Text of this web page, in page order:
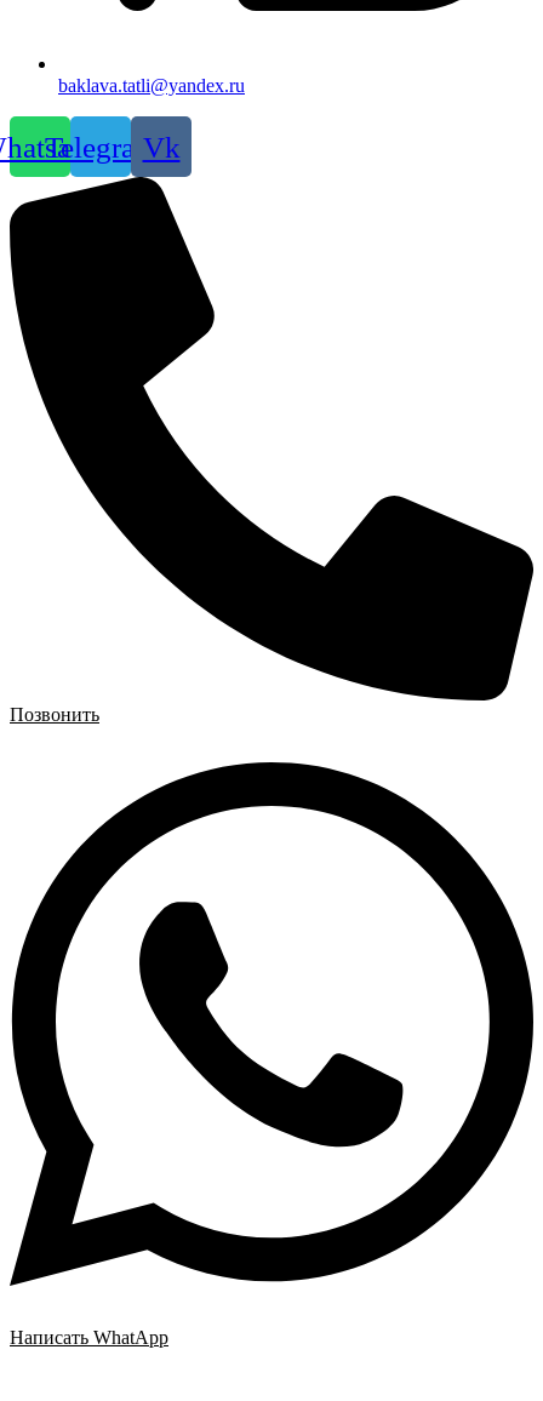
baklava.tatli@yandex.ru
TelegramVk
Позвонить
Написать WhatApp